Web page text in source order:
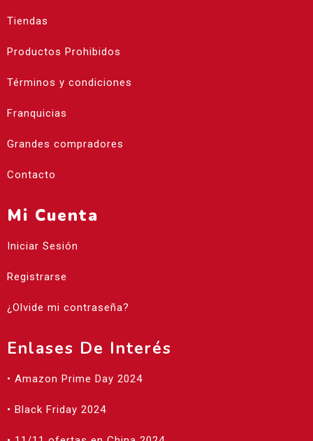
Tiendas
Productos Prohibidos
Términos y condiciones
Franquicias
Grandes compradores
Contacto
Mi Cuenta
Iniciar Sesión
Registrarse
¿Olvide mi contraseña?
Enlases De Interés
• Amazon Prime Day 2024
• Black Friday 2024